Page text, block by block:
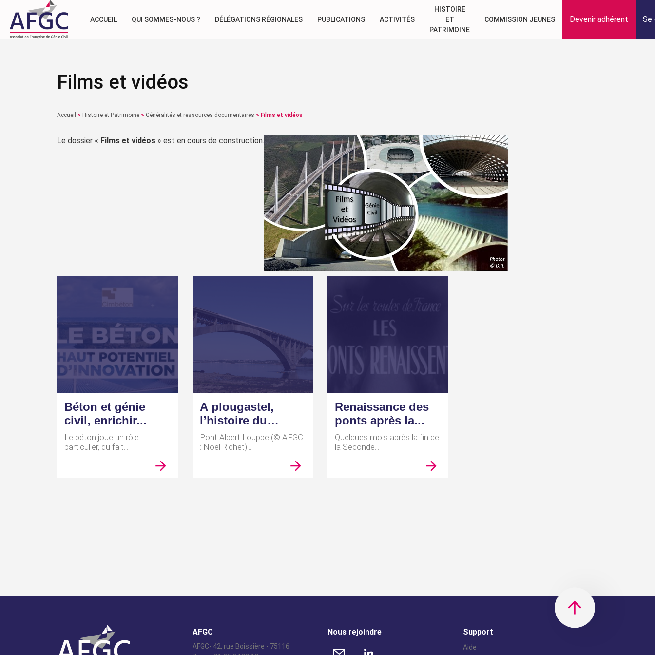
ACCUEIL QUI SOMMES-NOUS ? DÉLÉGATIONS RÉGIONALES PUBLICATIONS ACTIVITÉS
HISTOIRE
ET
PATRIMOINE
COMMISSION JEUNES Devenir adhérent Se
Films et vidéos
Accueil > Histoire et Patrimoine > Généralités et ressources documentaires > Films et vidéos
Le dossier « Films et vidéos » est en cours de construction.
Béton et génie
civil, enrichir...
Le béton joue un rôle
particulier, du fait...
A plougastel,
l’histoire du
pont...
Pont Albert Louppe (© AFGC
: Noël Richet)...
Renaissance des
ponts après la...
Quelques mois après la fin de
la Seconde...
AFGC
AFGC- 42, rue Boissière - 75116
Nous rejoindre Support
Aide